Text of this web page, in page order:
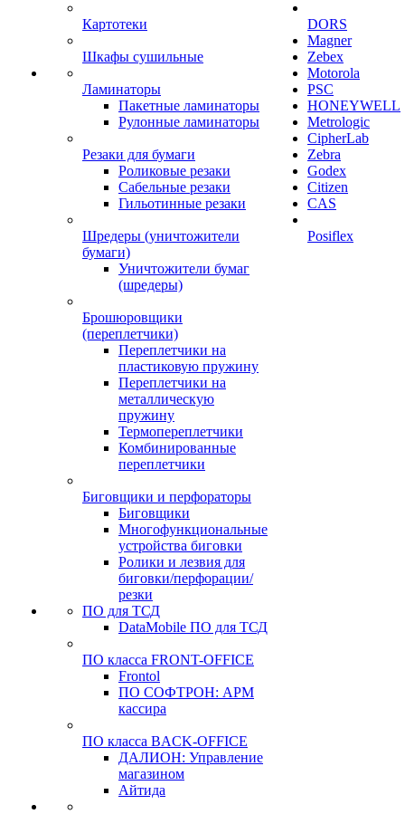
Картотеки
Шкафы сушильные
Ламинаторы
Пакетные ламинаторы
Рулонные ламинаторы
Резаки для бумаги
Роликовые резаки
Сабельные резаки
Гильотинные резаки
Шредеры (уничтожители
бумаги)
Уничтожители бумаг
(шредеры)
Брошюровщики
(переплетчики)
Переплетчики на
пластиковую пружину
Переплетчики на
металлическую
пружину
Термопереплетчики
Комбинированные
переплетчики
Биговщики и перфораторы
Биговщики
Многофункциональные
устройства биговки
Ролики и лезвия для
биговки/перфорации/
резки
ПО для ТСД
DataMobile ПО для ТСД
ПО класса FRONT-OFFICE
Frontol
ПО СОФТРОН: АРМ
кассира
ПО класса BACK-OFFICE
ДАЛИОН: Управление
магазином
Айтида
DORS
Magner
Zebex
Motorola
PSC
HONEYWELL
Metrologic
CipherLab
Zebra
Godex
Citizen
CAS
Posiflex